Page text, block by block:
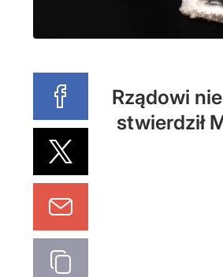
Rządowi
stwierdził